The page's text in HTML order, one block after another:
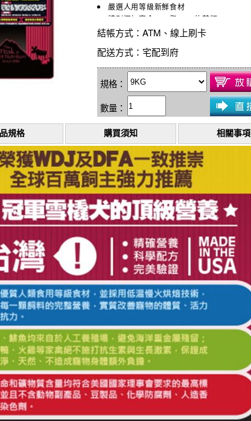
嚴選人用等級新鮮食材
特別添加富含EPA與DHA的藻類
結帳方式 ：ATM、線上刷卡
配送方式 ：宅配到府
規格：
數量：
規格 購買須知 相關事項